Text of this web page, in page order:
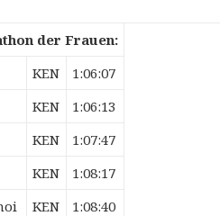
der Frauen:
KEN
1:06:07
KEN
1:06:13
KEN
1:07:47
KEN
1:08:17
KEN
1:08:40